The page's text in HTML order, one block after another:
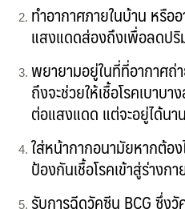
ทำอากาศภายในบ้าน หรือ
แสงแดดส่องถึงเพื่อลดปริ
พยายามอยู่ในที่ที่อากาศถ่
ถึงจะช่วยให้เชื้อโรคเบาบา
ต่อแสงแดด แต่จะอยู่ได้น
ใส่หน้ากากอนามัยหากต้อ
ป้องกันเชื้อโรคเข้าสู่ร่างกา
รับการฉีดวัคซีน BCG ซึ่ง